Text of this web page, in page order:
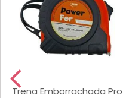
Trena Emborrachada Pro